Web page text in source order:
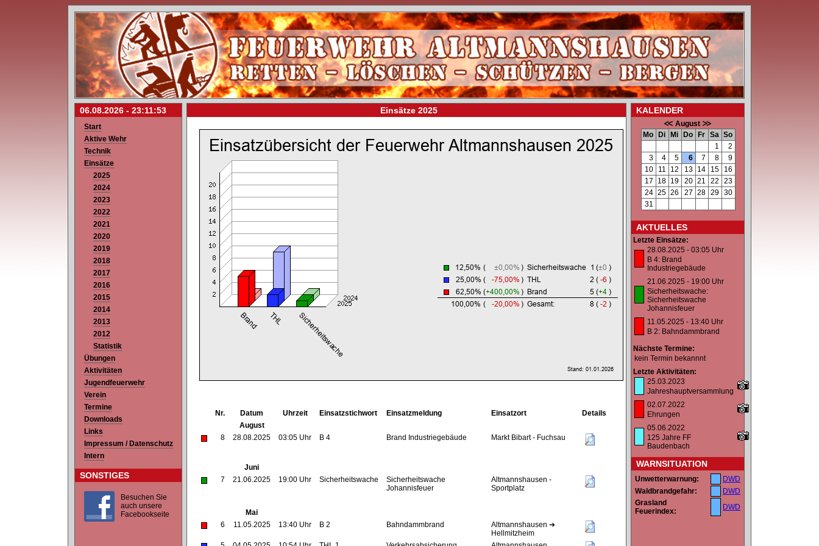
06.08.2026 - 23:11:53
Start
Aktive Wehr
Technik
Einsätze
2025
2024
2023
2022
2021
2020
2019
2018
2017
2016
2015
2014
2013
2012
Statistik
Übungen
Aktivitäten
Jugendfeuerwehr
Verein
Termine
Downloads
Links
Impressum / Datenschutz
Intern
SONSTIGES
Besuchen Sie
auch unsere
Facebookseite
Einsätze 2025
Nr. Datum Uhrzeit Einsatzstichwort Einsatzmeldung Einsatzort
Details
August
8
28.08.2025 03:05 Uhr B 4 Brand Industriegebäude Markt Bibart - Fuchsau
Juni
7
21.06.2025 19:00 Uhr Sicherheitswache
Sicherheitswache
Johannisfeuer
Altmannshausen -
Sportplatz
Mai
6
11.05.2025 13:40 Uhr B 2 Bahndammbrand
Altmannshausen ➔
Hellmitzheim
KALENDER
August
Mo
Di Mi Do Fr Sa So
1
2
3
4 5 6 7 8
9
10
11 12 13 14 15
16
17
18 19 20 21 22
23
24 25 26 27 28 29
30
31
AKTUELLES
Letzte Einsätze:
28.08.2025 - 03:05 Uhr
B 4: Brand
Industriegebäude
21.06.2025 - 19:00 Uhr
Sicherheitswache:
Sicherheitswache
Johannisfeuer
11.05.2025 - 13:40 Uhr
B 2: Bahndammbrand
Nächste Termine:
kein Termin bekannnt
Letzte Aktivitäten:
25.03.2023
Jahreshauptversammlung
02.07.2022
Ehrungen
05.06.2022
125 Jahre FF
Baudenbach
WARNSITUATION
Unwetterwarnung:
DWD
Waldbrandgefahr:
DWD
Grasland
Feuerindex:
DWD